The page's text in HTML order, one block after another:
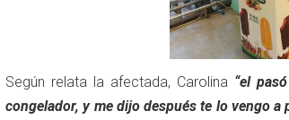
Según relata la afectada, Carolina “el
congelador, y me dijo después te lo vengo